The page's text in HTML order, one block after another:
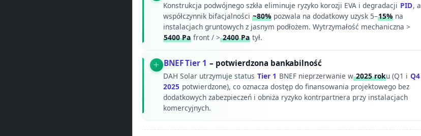
Konstrukcja podwójnego szkła eliminuje ryzyko korozji EVA i degradacji PID, a
współczynnik bifacjalności ~80%pozwala na dodatkowy uzysk 5–15%na
instalacjach gruntowych z jasnym podłożem. Wytrzymałość mechaniczna >
5400 Pafront / >2400 Patył.
BNEF Tier 1 – potwierdzona bankabilność
DAH Solar utrzymuje status Tier 1 BNEF nieprzerwanie w2025 roku (Q1 i Q4
2025 potwierdzone), co oznacza dostęp do finansowania projektowego bez
dodatkowych zabezpieczeń i obniża ryzyko kontrpartnera przy instalacjach
komercyjnych.